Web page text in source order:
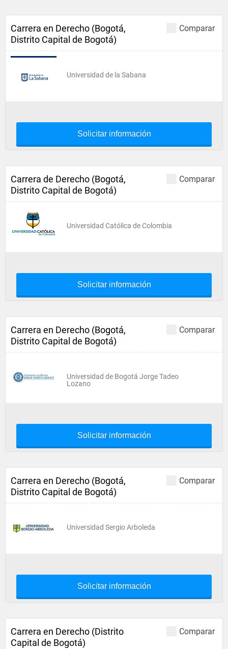
Comparar
Carrera en Derecho (Bogotá,
Distrito Capital de Bogotá)
Universidad de la Sabana
Solicitar información
Comparar
Carrera de Derecho (Bogotá,
Distrito Capital de Bogotá)
Universidad Católica de Colombia
Solicitar información
Comparar
Carrera en Derecho (Bogotá,
Distrito Capital de Bogotá)
Universidad de Bogotá Jorge Tadeo
Lozano
Solicitar información
Comparar
Carrera en Derecho (Bogotá,
Distrito Capital de Bogotá)
Universidad Sergio Arboleda
Solicitar información
Comparar
Carrera en Derecho (Distrito
Capital de Bogotá)